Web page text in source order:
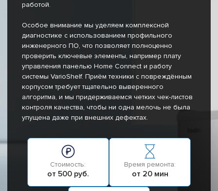
работой.
Особое внимание мы уделяем комплексной
диагностике с использованием профильного
инженерного ПО, что позволяет полноценно
проверить ключевые элементы, например плату
управления панелью Home Connect и работу
системы VarioShelf. Приём техники с повреждённым
корпусом требует тщательно выверенного
алгоритма, и мы придерживаемся четких чек-листов
контроля качества, чтобы ни одна мелочь не была
упущена даже при внешних дефектах.
Стоимость:
от 500 руб.
Время ремонта:
от 20 мин